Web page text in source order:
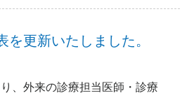
を更新いたしました。
、外来の診療担当医師・診療